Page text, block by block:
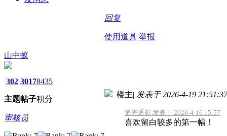
回复
使用道具 举报
山中蚁
302
主题
3017
帖子
8435
积分
审核员
楼主| 发表于 2026-4-19 21:51:37
追光逐影 发表于 2026-4-16 15:57
喜欢留白较多的第一幅！